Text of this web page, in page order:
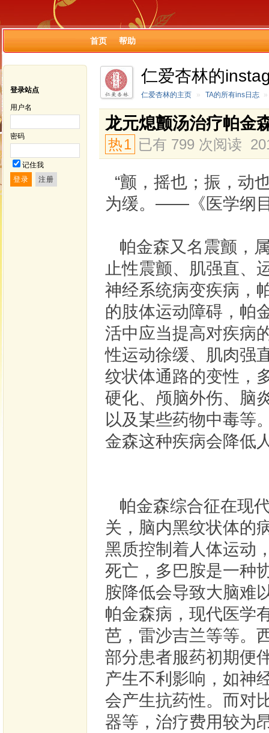
首页 帮助
登录站点
用户名
密码
记住我
仁爱杏林的
仁爱杏林的主页 » TA的所有ins日志 »
龙元熄颤汤治疗帕
热1 已有 799 次阅读
“颤，摇也；振，动
为缓。——《医学纲
帕金森又名震颤，
止性震颤、肌强直、
神经系统病变疾病，
的肢体运动障碍，帕
活中应当提高对疾病
性运动徐缓、肌肉强
纹状体通路的变性，
硬化、颅脑外伤、脑
以及某些药物中毒等
金森这种疾病会降低
帕金森综合征在现
关，脑内黑纹状体的
黑质控制着人体运动
死亡，多巴胺是一种
胺降低会导致大脑难
帕金森病，现代医学
芭，雷沙吉兰等等。
部分患者服药初期便
产生不利影响，如神
会产生抗药性。而对
器等，治疗费用较为